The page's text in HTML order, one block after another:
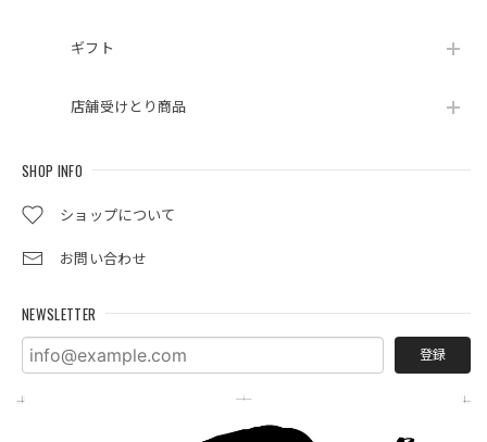
ギフト
店舗受けとり商品
SHOP INFO
ショップについて
お問い合わせ
NEWSLETTER
登録